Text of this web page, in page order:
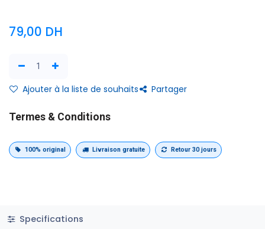
79,00 DH
Ajouter à la liste de souhaits Partager
Termes & Conditions
100% original Livraison gratuite Retour 30 jours
Specifications